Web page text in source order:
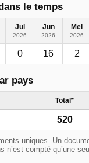
le temps
Jul
2026
Jun
2026
Mei
2026
0 16 2
pays
Total*
520
uniques. Un
n’est compté qu’une